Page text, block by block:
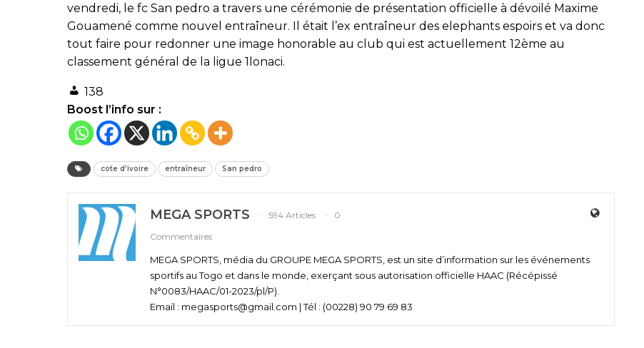
vendredi, le fc San pedro a travers une cérémonie de présentation officielle à dévoilé Maxime
Gouamené comme nouvel entraîneur. Il était l’ex entraîneur des elephants espoirs et va donc
tout faire pour redonner une image honorable au club qui est actuellement 12ème au
classement général de la ligue 1lonaci.
138
Boost l’info sur :
cote d'ivoire entraîneur San pedro
MEGA SPORTS 594 Articles
0
Commentaires
MEGA SPORTS, média du GROUPE MEGA SPORTS, est un site d’information sur les événements
sportifs au Togo et dans le monde, exerçant sous autorisation officielle HAAC (Récépissé
N°0083/HAAC/01-2023/pl/P).
Email : megasports@gmail.com | Tél : (00228) 90 79 69 83